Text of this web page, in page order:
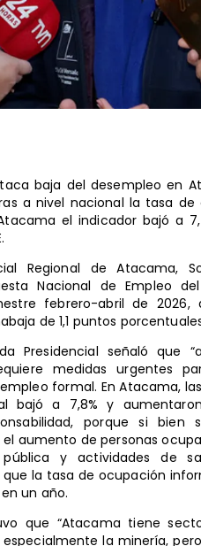
baja del desempleo en
a nivel nacional la tasa de
el indicador bajó a
Regional de Atacama,
Nacional de Empleo
febrero-abril de
de 1,1 puntos
Presidencial señaló que
medidas urgentes
formal. En Atacama,
bajó a 7,8% y
porque si bien
el aumento de personas
pública y actividades de
la tasa de ocupación
un año.
que “Atacama tiene
la minería,